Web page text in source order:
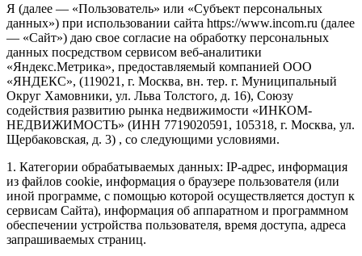
Я (далее — «Пользователь» или «Субъект персональных
данных») при использовании сайта https://www.incom.ru (далее
— «Сайт») даю свое согласие на обработку персональных
данных посредством сервисом веб-аналитики
«Яндекс.Метрика», предоставляемый компанией ООО
«ЯНДЕКС», (119021, г. Москва, вн. тер. г. Муниципальный
Округ Хамовники, ул. Льва Толстого, д. 16), Союзу
содействия развитию рынка недвижимости «ИНКОМ-
НЕДВИЖИМОСТЬ» (ИНН 7719020591, 105318, г. Москва, ул.
Щербаковская, д. 3) , со следующими условиями.
1. Категории обрабатываемых данных: IP-адрес, информация
из файлов cookie, информация о браузере пользователя (или
иной программе, с помощью которой осуществляется доступ к
сервисам Сайта), информация об аппаратном и программном
обеспечении устройства пользователя, время доступа, адреса
запрашиваемых страниц.